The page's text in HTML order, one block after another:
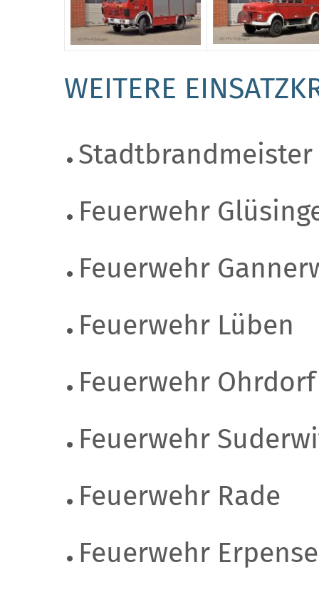
WEITERE
Stadtbrandmeister
Feuerwehr
Feuerwehr
Feuerwehr Lüben
Feuerwehr Ohrdorf
Feuerwehr
Feuerwehr Rade
Feuerwehr